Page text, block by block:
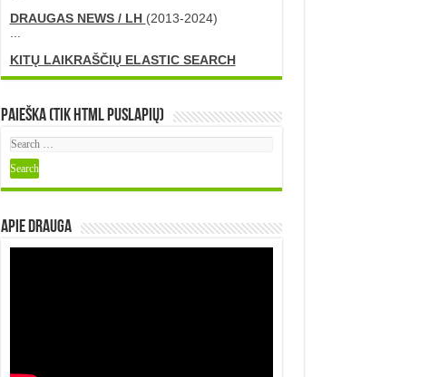
DRAUGAS NEWS / LH (2013-2024)
...
KITŲ LAIKRAŠČIŲ ELASTIC SEARCH
Paieška (tik HTML puslapių)
Apie DRAUGA